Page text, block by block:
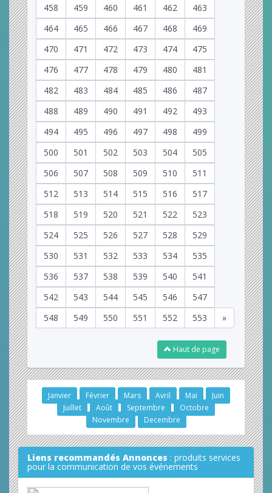
458 459 460 461 462
463
464
465 466 467 468
469
470
471 472 473 474
475
476
477 478 479 480
481
482
483 484 485 486
487
488
489 490 491 492
493
494
495 496 497 498
499
500
501 502 503 504
505
506
507 508 509 510
511
512
513 514 515 516
517
518
519 520 521 522
523
524
525 526 527 528
529
530
531 532 533 534
535
536
537 538 539 540
541
542
543 544 545 546
547
548
549 550 551 552 553 »
Haut de page
Janvier Février Mars Avril Mai
Juin
Juillet
Août Septembre
Octobre
Novembre
Decembre
Liens recommandés Annonces : produits services
pour la communication de vos événements